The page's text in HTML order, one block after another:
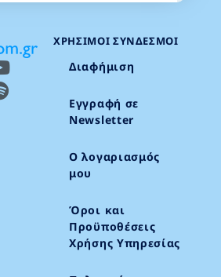
ΧΡΉΣΙΜΟΙ ΣΎΝΔΕΣΜΟΙ
Διαφήμιση
Εγγραφή σε
Newsletter
Ο λογαριασμός
μου
Όροι και
Προϋποθέσεις
Χρήσης Υπηρεσίας